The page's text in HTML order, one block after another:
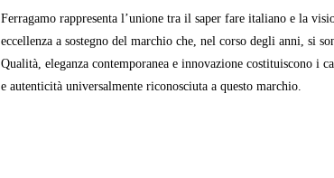
Ferragamo rappresenta l’unione tra il saper fare italiano e la
eccellenza a sostegno del marchio che, nel corso degli anni, si
Qualità, eleganza contemporanea e innovazione costituiscono
e autenticità universalmente riconosciuta a questo marchio.